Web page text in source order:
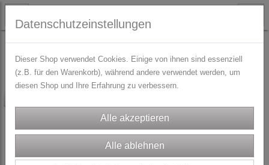
PAPETERIE
Datenschutzeinstellungen
Dieser Shop verwendet Cookies. Einige von ihnen sind essenziell
(z.B. für den Warenkorb), während andere verwendet werden, um
diesen Shop und Ihre Erfahrung zu verbessern.